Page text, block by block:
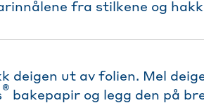
fra stilkene og
deigen ut av folien. Mel
® bakepapir og legg den på